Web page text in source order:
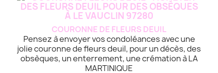
COURONNE DE FLEURS DEUIL
Pensez à envoyer vos condoléances avec une
jolie couronne de fleurs deuil, pour un décès, des
obsèques, un enterrement, une crémation à LA
MARTINIQUE